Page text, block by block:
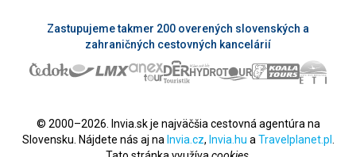
Zastupujeme takmer 200 overených slovenských a
zahraničných cestovných kancelárií
© 2000–2026. Invia.sk je najväčšia cestovná agentúra na
Slovensku. Nájdete nás aj na Invia.cz, Invia.hu a Travelplanet.pl